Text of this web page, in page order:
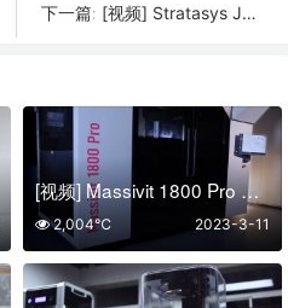
下一篇: [视频] Stratasys J8系列3D打印机 – 挑战，达成更多可能性
[视频] Massivit 1800 Pro 以前所未有的速度进行大规模3D打印
2023-3-11
2,004℃